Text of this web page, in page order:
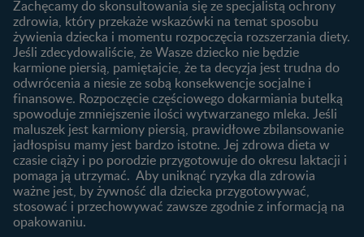
Skoki rozwojowe
Ząbkowanie u niemowląt
laktację
Jakie mleko następne
wybrać dla dziecka?
Jak rozszerzać dietę
niemowlaka?
Przydatne materiały dla
rodziców
Poradniki dla rodziców
Karty do zdjęć dla
Maluszka
Materiały do pobrania
Narzędzia dla rodziców
Zachęcamy do skonsultowania się ze specjalistą ochrony
zdrowia, który przekaże wskazówki na temat sposobu
żywienia dziecka i momentu rozpoczęcia rozszerzania diety.
Jeśli zdecydowaliście, że Wasze dziecko nie będzie
karmione piersią, pamiętajcie, że ta decyzja jest trudna do
odwrócenia a niesie ze sobą konsekwencje socjalne i
finansowe. Rozpoczęcie częściowego dokarmiania butelką
spowoduje zmniejszenie ilości wytwarzanego mleka. Jeśli
maluszek jest karmiony piersią, prawidłowe zbilansowanie
jadłospisu mamy jest bardzo istotne. Jej zdrowa dieta w
czasie ciąży i po porodzie przygotowuje do okresu laktacji i
pomaga ją utrzymać. Aby uniknąć ryzyka dla zdrowia
ważne jest, by żywność dla dziecka przygotowywać,
stosować i przechowywać zawsze zgodnie z informacją na
opakowaniu.